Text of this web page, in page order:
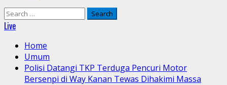
Search
for:
Live
Home
Umum
Polisi Datangi TKP Terduga Pencuri Motor
Bersenpi di Way Kanan Tewas Dihakimi Massa